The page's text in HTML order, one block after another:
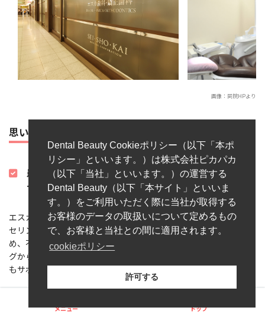
画像： 同院HPより
思いっきり笑える口元の自信をサポート
患者さんとのコミュニケーションを大切にカウン
セリング
エスカ歯科・矯正歯科ではコミュニケーションを大切に、カウン
セリングから診療が始まります。話をじっくり聞いてもらえるた
め、不安な点を遠慮なく相談することが可能です。カウンセリン
グから治療目標を定めて医師と共有することで、心理的な面から
もサポートしてくれる環境が整っています。
名古屋駅徒歩1分の地下街に立地
メニュー トップ
Dental Beauty Cookieポリシー（以下「本ポ
リシー」といいます。）は株式会社ピカパカ
（以下「当社」といいます。）の運営する
Dental Beauty（以下「本サイト」といいま
す。）をご利用いただく際に当社が取得する
お客様のデータの取扱いについて定めるもの
で、お客様と当社との間に適用されます。
cookieポリシー
許可する